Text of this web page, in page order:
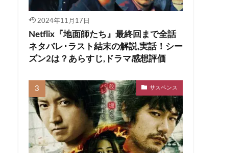
2024年11月17日
Netflix『地面師たち』最終回まで全話
ネタバレ･ラスト結末の解説,実話！シー
ズン2は？あらすじ,ドラマ感想評価
サスペンス